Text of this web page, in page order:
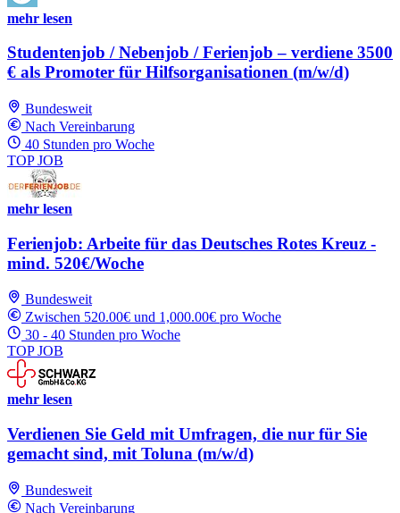
mehr lesen
Studentenjob / Nebenjob / Ferienjob – verdiene 3500
€ als Promoter für Hilfsorganisationen (m/w/d)
Bundesweit
Nach Vereinbarung
40 Stunden pro Woche
TOP JOB
mehr lesen
Ferienjob: Arbeite für das Deutsches Rotes Kreuz -
mind. 520€/Woche
Bundesweit
Zwischen 520.00€ und 1,000.00€ pro Woche
30 - 40 Stunden pro Woche
TOP JOB
mehr lesen
Verdienen Sie Geld mit Umfragen, die nur für Sie
gemacht sind, mit Toluna (m/w/d)
Bundesweit
Nach Vereinbarung